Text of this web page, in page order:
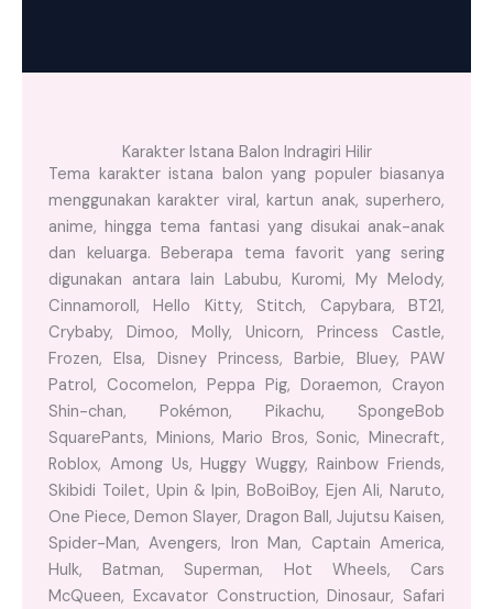
Karakter Istana Balon Indragiri Hilir
Tema karakter istana balon yang populer biasanya
menggunakan karakter viral, kartun anak, superhero,
anime, hingga tema fantasi yang disukai anak-anak
dan keluarga. Beberapa tema favorit yang sering
digunakan antara lain Labubu, Kuromi, My Melody,
Cinnamoroll, Hello Kitty, Stitch, Capybara, BT21,
Crybaby, Dimoo, Molly, Unicorn, Princess Castle,
Frozen, Elsa, Disney Princess, Barbie, Bluey, PAW
Patrol, Cocomelon, Peppa Pig, Doraemon, Crayon
Shin-chan, Pokémon, Pikachu, SpongeBob
SquarePants, Minions, Mario Bros, Sonic, Minecraft,
Roblox, Among Us, Huggy Wuggy, Rainbow Friends,
Skibidi Toilet, Upin & Ipin, BoBoiBoy, Ejen Ali, Naruto,
One Piece, Demon Slayer, Dragon Ball, Jujutsu Kaisen,
Spider-Man, Avengers, Iron Man, Captain America,
Hulk, Batman, Superman, Hot Wheels, Cars
McQueen, Excavator Construction, Dinosaur, Safari